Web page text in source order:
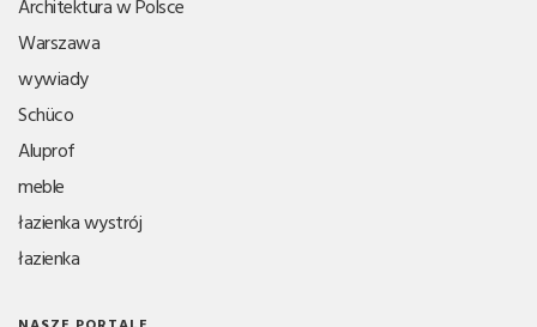
Architektura w Polsce
Warszawa
wywiady
Schüco
Aluprof
meble
łazienka wystrój
łazienka